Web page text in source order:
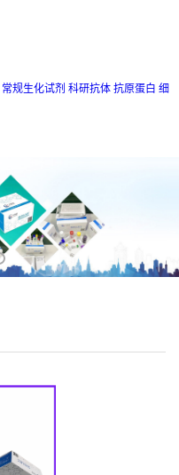
常规生化试剂 科研抗体 抗原蛋白 细